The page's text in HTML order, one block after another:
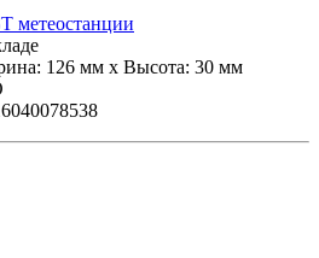
метеостанции
126 мм x Высота: 30 мм